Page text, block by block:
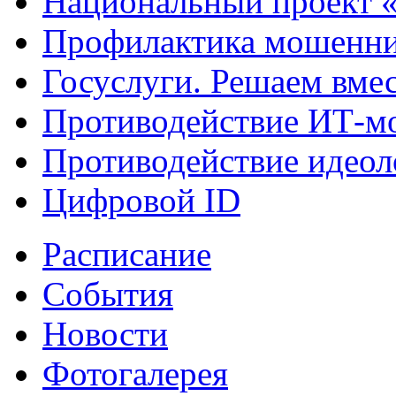
Профилактика
Госуслуги. Решаем
Противодействие ИТ-
Противодействие
Цифровой ID
Расписание
События
Новости
Фотогалерея